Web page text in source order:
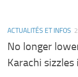
ACTUALITÉS ET INFOS
No longer
Karachi